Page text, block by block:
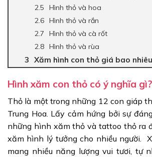
Hình thỏ và hoa
Hình thỏ và rắn
Hình thỏ và cà rốt
Hình thỏ và rùa
Xăm hình con thỏ giá bao
Hình xăm con thỏ có ý nghĩa gì?
Thỏ là một trong những 12 con giáp
Trung Hoa. Lấy cảm hứng bởi sự
những hình xăm thỏ và tattoo thỏ ra
xăm hình lý tưởng cho nhiều người.
mang nhiều năng lượng vui tươi, tự